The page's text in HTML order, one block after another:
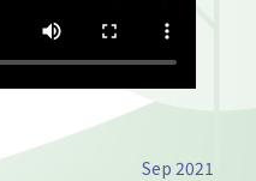
Sep 2021